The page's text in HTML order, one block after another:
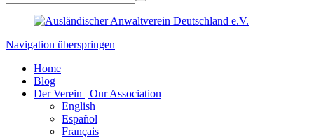
Navigation überspringen
Home
Blog
Der Verein | Our Association
English
Español
Français